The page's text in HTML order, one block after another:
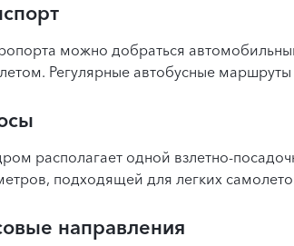
можно добраться
Регулярные автобусные маршруты
располагает одной взлетно-
подходящей для легких
направления